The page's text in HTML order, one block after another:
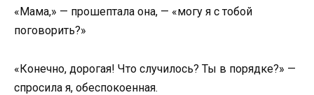
«Мама,» — прошептала она, — «могу я с тобой
поговорить?»
«Конечно, дорогая! Что случилось? Ты в порядке?» —
спросила я, обеспокоенная.